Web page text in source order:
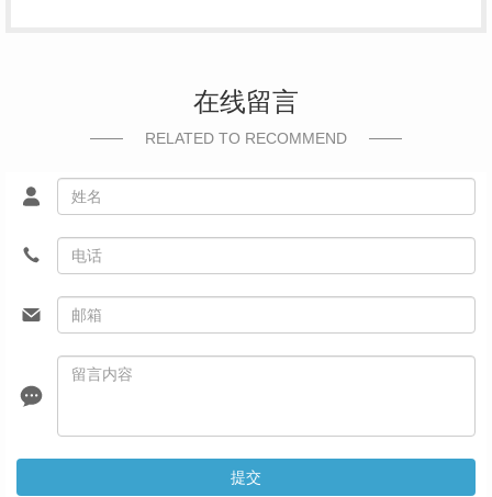
在线留言
RELATED TO RECOMMEND
提交